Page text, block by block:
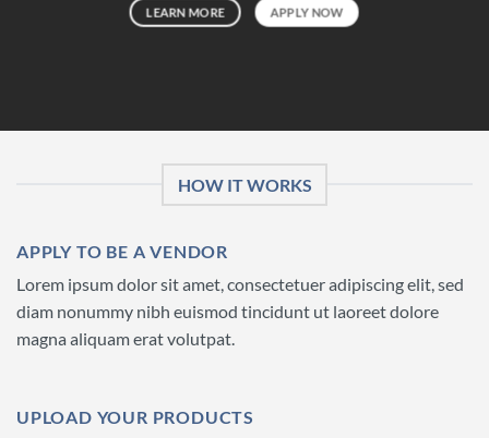
LEARN MORE APPLY NOW
HOW IT WORKS
APPLY TO BE A VENDOR
Lorem ipsum dolor sit amet, consectetuer adipiscing elit, sed
diam nonummy nibh euismod tincidunt ut laoreet dolore
magna aliquam erat volutpat.
UPLOAD YOUR PRODUCTS